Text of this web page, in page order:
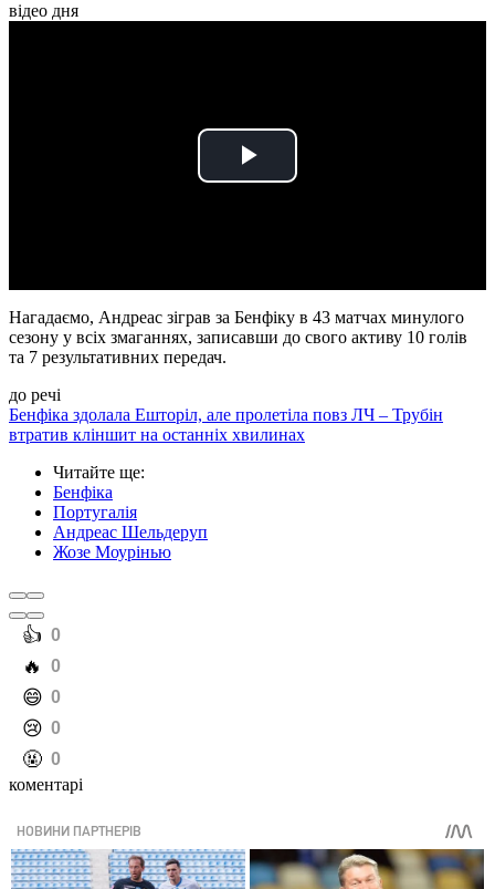
відео дня
Play
Нагадаємо, Андреас зіграв за Бенфіку в 43 матчах минулого
сезону у всіх змаганнях, записавши до свого активу 10 голів
та 7 результативних передач.
до речі
Бенфіка здолала Ешторіл, але пролетіла повз ЛЧ – Трубін
втратив кліншит на останніх хвилинах
Читайте ще:
Бенфіка
Португалія
Андреас Шельдеруп
Жозе Моурінью
️👍 0
️🔥 0
️😄 0
️😢 0
️🤬 0
коментарі